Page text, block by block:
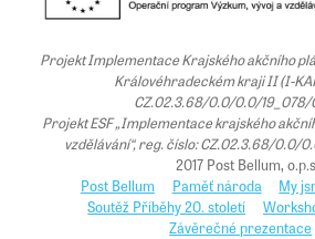
Projekt Implementace Krajského akčního
Královéhradeckém kraji II (I-
CZ.02.3.68/0.0/0.0/19_078/
Projekt ESF „Implementace krajského
vzdělávání“, reg. číslo: CZ.02.3.68/0.0/
2017 Post Bellum,
Post Bellum
Paměť národa
My
Soutěž Příběhy 20. století
Závěrečné prezentace